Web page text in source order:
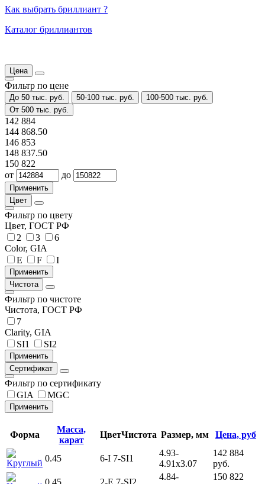
Как выбрать бриллиант ?
Каталог бриллиантов
Цена
Фильтр по цене
До 50 тыс. руб. 50-100 тыс. руб.
100-500 тыс. руб.
От 500 тыс. руб.
142 884
144 868.50
146 853
148 837.50
150 822
от
до
Цвет
Фильтр по цвету
Цвет, ГОСТ РФ
2
3
6
Color, GIA
E
F I
Чистота
Фильтр по чистоте
Чистота, ГОСТ РФ
7
Clarity, GIA
SI1
SI2
Сертификат
Фильтр по сертификату
GIA
MGC
Форма
Масса,
карат
ЦветЧистота Размер, мм Цена, руб
Круглый 0.45 6-I 7-SI1
4.93-
4.91x3.07
142 884
руб.
0.45 2-E 7-SI2
4.84-
150 822